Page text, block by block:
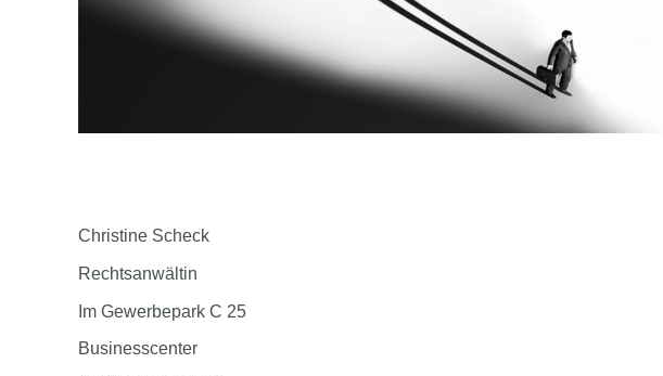
Christine Scheck
Rechtsanwältin
Im Gewerbepark C 25
Businesscenter